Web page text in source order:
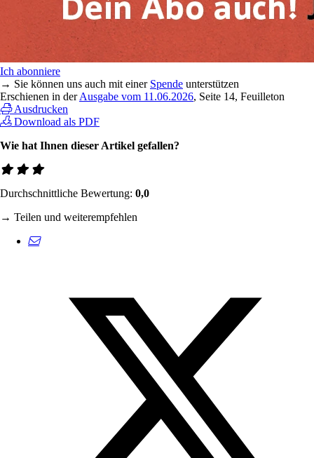
Ich abonniere
→ Sie können uns auch mit einer Spende unterstützen
Erschienen in derAusgabe vom 11.06.2026, Seite 14, Feuilleton
Ausdrucken
Download als PDF
Wie hat Ihnen dieser Artikel gefallen?
Durchschnittliche Bewertung: 0,0
→ Teilen und weiterempfehlen